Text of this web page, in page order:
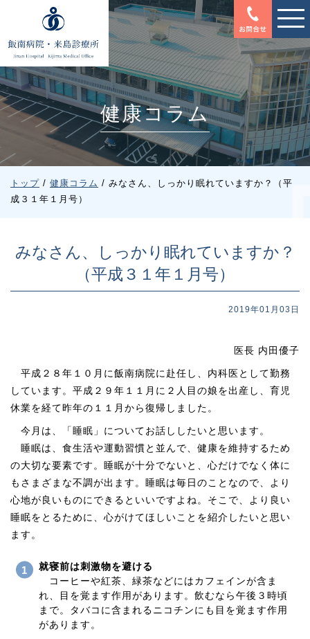
このページの本文へ
健康コラム
現
在
置：
トップ / 健康コラム / みなさん、しっかり眠れていますか？（平
成３１年１月号）
みなさん、しっかり眠れていますか？
（平成３１年１月号）
2019年01月03日
医長 内田優子
平成２８年１０月に飯南病院に赴任し、内科医として勤務
しています。平成２９年１１月に２人目の娘を出産し、育児
休業を経て昨年の１１月から復帰しました。
今月は、「睡眠」についてお話ししたいと思います。
睡眠は、食生活や運動習慣と並んで、健康を維持するため
の大切な要素です。睡眠が十分でないと、心だけでなく体に
もさまざまな不調が出ます。睡眠は毎日のことなので、より
心地が良いものにできるといいですよね。そこで、より良い
睡眠をとるために、心がけてほしいことを紹介したいと思い
ます。
就寝前は刺激物を避ける
コーヒーや紅茶、緑茶などにはカフェインが含ま
れ、目を覚ます作用があります。飲むなら午後３時頃
まで。タバコに含まれるニコチンにも目を覚ます作用
があります。